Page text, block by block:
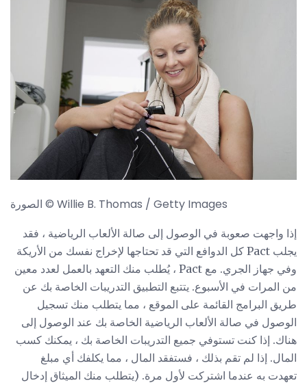
الصورة © Willie B. Thomas / Getty Images
إذا واجهت صعوبة في الوصول إلى صالة الألعاب الرياضية ، فقد
يجلب Pact كل الدوافع التي قد تحتاجها لإخراج نفسك من الأريكة
وفي جهاز الجري. مع Pact ، يُطلب منك التعهد بالعمل لعدد معين
من المرات في الأسبوع. يتتبع التطبيق التدريبات الخاصة بك عن
طريق البرامج القائمة على الموقع ، مما يتطلب منك تسجيل
الوصول في صالة الألعاب الرياضية الخاصة بك عند الوصول إلى
هناك. إذا كنت تستوفي جميع التدريبات الخاصة بك ، يمكنك كسب
المال. إذا لم تقم بذلك ، فستفقد المال ، مما يكلفك أي مبلغ
تعهدت به عندما اشتركت لأول مرة. (يتطلب منك الميثاق إدخال